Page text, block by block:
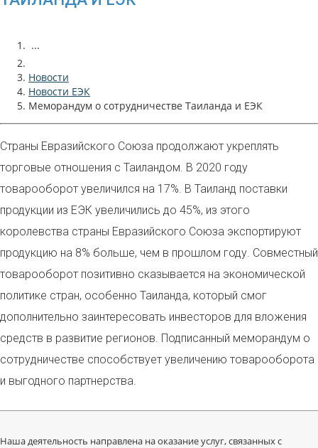
...
Новости
Новости ЕЭК
Меморандум о сотрудничестве Таиланда и ЕЭК
Страны Евразийского Союза продолжают укреплять
торговые отношения с Таиландом. В 2020 году
товарооборот увеличился на 17%. В Таиланд поставки
продукции из ЕЭК увеличились до 45%, из этого
королевства страны Евразийского Союза экспортируют
продукцию на 8% больше, чем в прошлом году. Совместный
товарооборот позитивно сказывается на экономической
политике стран, особенно Таиланда, который смог
дополнительно заинтересовать инвесторов для вложения
средств в развитие регионов. Подписанный меморандум о
сотрудничестве способствует увеличению товарооборота
и выгодного партнерства.
Наша деятельность направлена на оказание услуг, связанных с